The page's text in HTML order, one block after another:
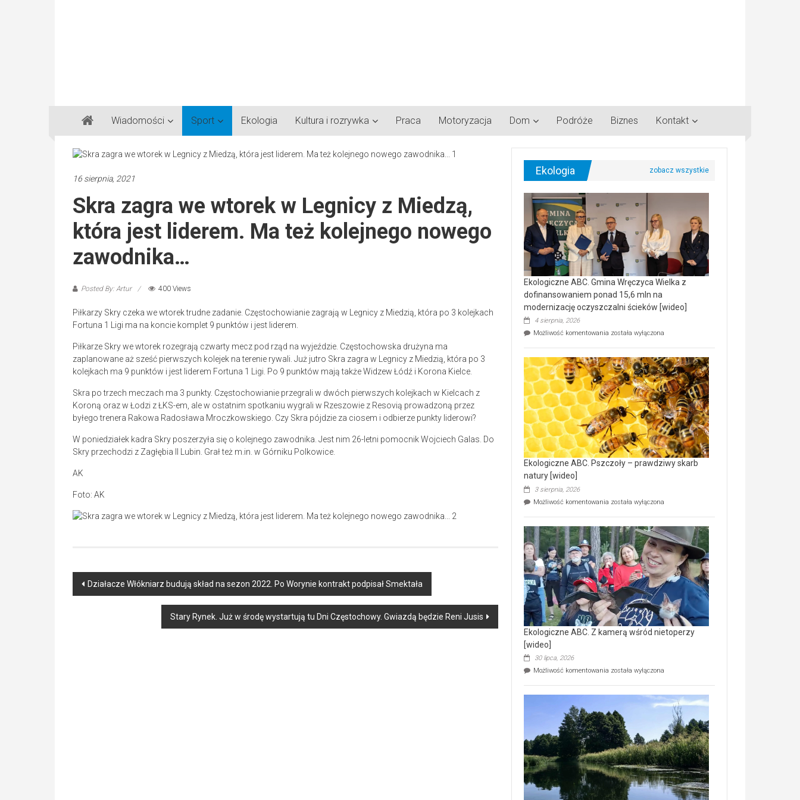
Gazeta
Regionalna
Częstochowa,
Lubliniec,
Wiadomości Sport Ekologia Kultura i rozrywka Praca Motoryzacja Dom Podróże Biznes Kontakt
16 sierpnia, 2021
Skra zagra we wtorek w Legnicy z Miedzą,
która jest liderem. Ma też kolejnego nowego
zawodnika…
Posted By: Artur 400 Views
Piłkarzy Skry czeka we wtorek trudne zadanie. Częstochowianie zagrają w Legnicy z Miedzią, która po 3 kolejkach
Fortuna 1 Ligi ma na koncie komplet 9 punktów i jest liderem.
Piłkarze Skry we wtorek rozegrają czwarty mecz pod rząd na wyjeździe. Częstochowska drużyna ma
zaplanowane aż sześć pierwszych kolejek na terenie rywali. Już jutro Skra zagra w Legnicy z Miedzią, która po 3
kolejkach ma 9 punktów i jest liderem Fortuna 1 Ligi. Po 9 punktów mają także Widzew Łódź i Korona Kielce.
Skra po trzech meczach ma 3 punkty. Częstochowianie przegrali w dwóch pierwszych kolejkach w Kielcach z
Koroną oraz w Łodzi z ŁKS-em, ale w ostatnim spotkaniu wygrali w Rzeszowie z Resovią prowadzoną przez
byłego trenera Rakowa Radosława Mroczkowskiego. Czy Skra pójdzie za ciosem i odbierze punkty liderowi?
W poniedziałek kadra Skry poszerzyła się o kolejnego zawodnika. Jest nim 26-letni pomocnik Wojciech Galas. Do
Skry przechodzi z Zagłębia II Lubin. Grał też m.in. w Górniku Polkowice.
AK
Foto: AK
Post
Działacze Włókniarz budują skład na sezon 2022. Po Worynie kontrakt podpisał Smektała
Stary Rynek. Już w środę wystartują tu Dni Częstochowy. Gwiazdą będzie Reni Jusis
Ekologia
Ekologiczne ABC. Gmina Wręczyca Wielka z
dofinansowaniem ponad 15,6 mln na
modernizację oczyszczalni ścieków [wideo]
4 sierpnia, 2026
Możliwość komentowania Ekologiczne
Wręczyca
Wielka
z
dofinansowaniem
ponad
15,6
mln
na
modernizację
oczyszczalni
ścieków
[wideo]
została wyłączona
Ekologiczne ABC. Pszczoły – prawdziwy skarb
natury [wideo]
3 sierpnia, 2026
Możliwość komentowania Ekologiczne
–
prawdziwy
skarb
natury
[wideo]
została wyłączona
Ekologiczne ABC. Z kamerą wśród nietoperzy
[wideo]
30 lipca, 2026
Możliwość komentowania Ekologiczne
wśród
nietoperzy
[wideo]
została wyłączona